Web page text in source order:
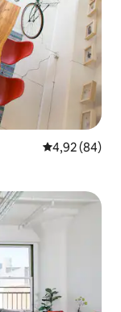
4,92 de uma
4,92 (84)